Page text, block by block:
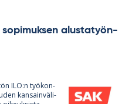
so­pi­muk­sen alus­ta­työn­
ILO:n työ­kon­
kan­sain­vä­li­